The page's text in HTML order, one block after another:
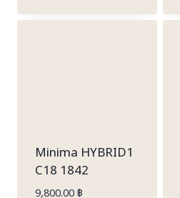
Minima HYBRID1
C18 1842
9,800.00฿